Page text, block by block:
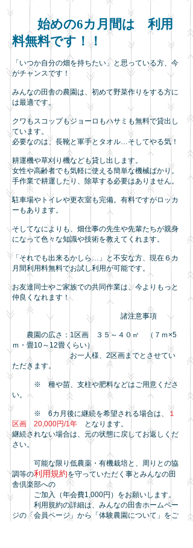
始めの6カ月間は 利用
料無料です！！
「いつか自分の畑を持ちたい」と思っている方、今
がチャンスです！
みんなの田舎の農園は、初めて野菜作りをする方に
は最適です。
クワもスコップもジョーロもハサミも無料で貸出し
ています。
必要なのは、長靴と軍手とタオル…そしてやる気！
耕運機や草刈り機なども貸し出します。
女性や高齢者でも気軽に使える簡単な機械ばかり。
手作業で耕運したり、除草する必要はありません。
駐車場やトイレや更衣室も完備。有料ですがロッカ
ーもあります。
そしてなによりも、畑仕事の先生や先輩たちが親身
になって色々な知識や技術を教えてくれます。
「それでも出来るかしら…」と不安な方、現在６カ
月間利用料無料でお試し利用が可能です。
お友達同士やご家族での共同作業は、今よりもっと
仲良くなれます！
諸注意事項
農園の広さ：1区画 ３５～４０㎡ （７ｍ×5
ｍ・畳10～12畳くらい）
お一人様、2区画までとさせてい
ただきます。
※ 種や苗、支柱や肥料などはご用意くださ
い。
※ 6カ月後に継続を希望される場合は、
１
区画 20,000円/1年 となります。
継続されない場合は、元の状態に戻してお返しくだ
さい。
可能な限り低農薬・有機栽培と、周りとの協
調等の利用規約を守っていただく事とみんなの田
舎倶楽部への
ご加入（年会費1,000円）をお願いします。
利用規約の詳細は、みんなの田舎ホームペー
ジの「会員ページ」から「体験農園について」をご